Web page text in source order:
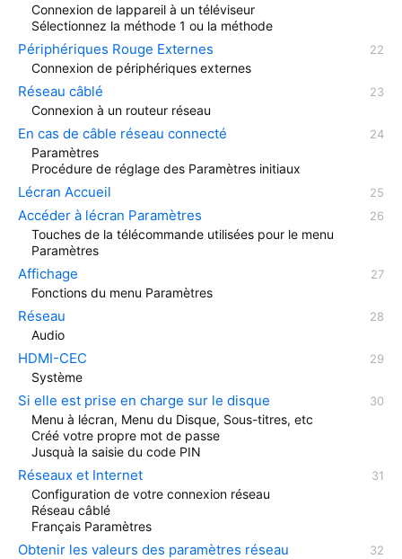
Connexion de lappareil à un téléviseur
Sélectionnez la méthode 1 ou la méthode
Périphériques Rouge Externes
Connexion de périphériques externes
Réseau câblé
Connexion à un routeur réseau
En cas de câble réseau connecté
Paramètres
Procédure de réglage des Paramètres initiaux
Lécran Accueil
Accéder à lécran Paramètres
Touches de la télécommande utilisées pour le menu
Paramètres
Affichage
Fonctions du menu Paramètres
Réseau
Audio
HDMI-CEC
Système
Si elle est prise en charge sur le disque
Menu à lécran, Menu du Disque, Sous-titres, etc
Créé votre propre mot de passe
Jusquà la saisie du code PIN
Réseaux et Internet
Configuration de votre connexion réseau
Réseau câblé
Français Paramètres
Obtenir les valeurs des paramètres réseau